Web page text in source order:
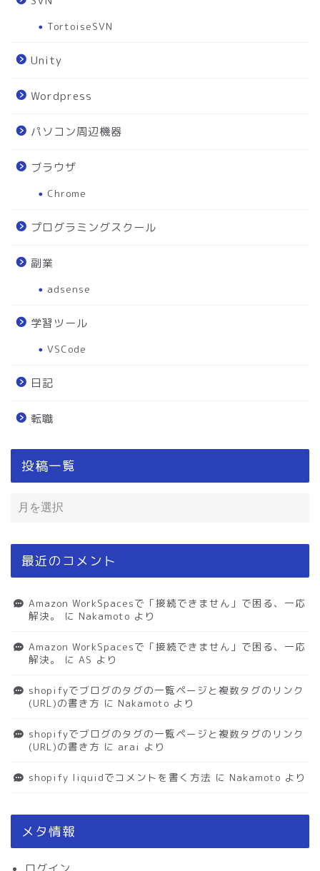
TortoiseSVN
Unity
Wordpress
パソコン周辺機器
ブラウザ
Chrome
プログラミングスクール
副業
adsense
学習ツール
VSCode
日記
転職
投稿一覧
最近のコメント
Amazon WorkSpacesで「接続できません」で困る、一応
解決。
に Nakamoto より
Amazon WorkSpacesで「接続できません」で困る、一応
解決。
に AS より
shopifyでブログのタグの一覧ページと複数タグのリンク
(URL)の書き方 に Nakamoto より
shopifyでブログのタグの一覧ページと複数タグのリンク
(URL)の書き方 に arai より
shopify liquidでコメントを書く方法 に Nakamoto より
メタ情報